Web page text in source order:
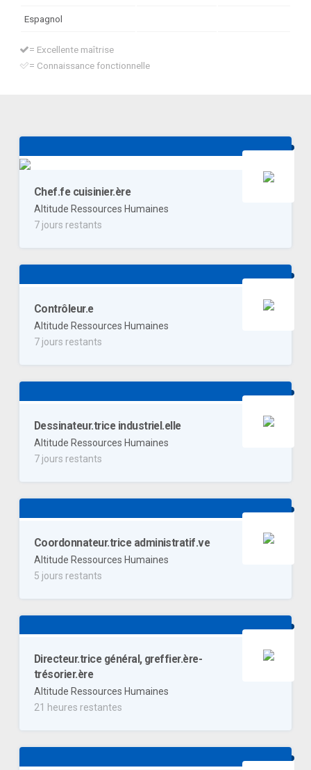
Espagnol
= Excellente maîtrise
= Connaissance fonctionnelle
Chef.fe cuisinier.ère
Altitude Ressources Humaines
7 jours restants
Contrôleur.e
Altitude Ressources Humaines
7 jours restants
Dessinateur.trice industriel.elle
Altitude Ressources Humaines
7 jours restants
Coordonnateur.trice administratif.ve
Altitude Ressources Humaines
5 jours restants
Directeur.trice général, greffier.ère-
trésorier.ère
Altitude Ressources Humaines
21 heures restantes